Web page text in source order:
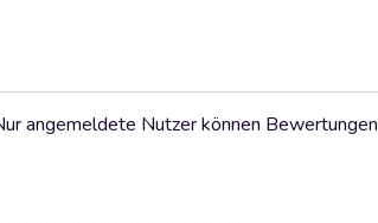
angemeldete Nutzer können